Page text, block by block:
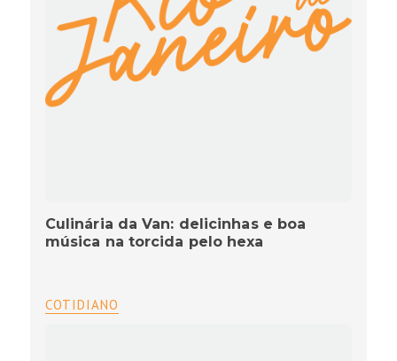
Culinária da Van: delicinhas e boa
música na torcida pelo hexa
COTIDIANO